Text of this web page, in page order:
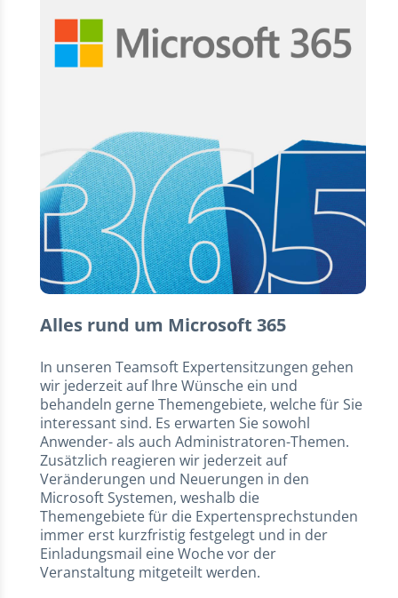
Alles rund um Microsoft 365
In unseren Teamsoft Expertensitzungen gehen
wir jederzeit auf Ihre Wünsche ein und
behandeln gerne Themengebiete, welche für Sie
interessant sind. Es erwarten Sie sowohl
Anwender- als auch Administratoren-Themen.
Zusätzlich reagieren wir jederzeit auf
Veränderungen und Neuerungen in den
Microsoft Systemen, weshalb die
Themengebiete für die Expertensprechstunden
immer erst kurzfristig festgelegt und in der
Einladungsmail eine Woche vor der
Veranstaltung mitgeteilt werden.